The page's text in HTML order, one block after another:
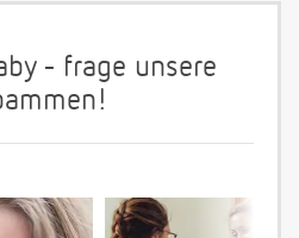
- frage unsere